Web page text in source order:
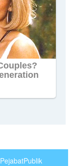
PejabatPublik